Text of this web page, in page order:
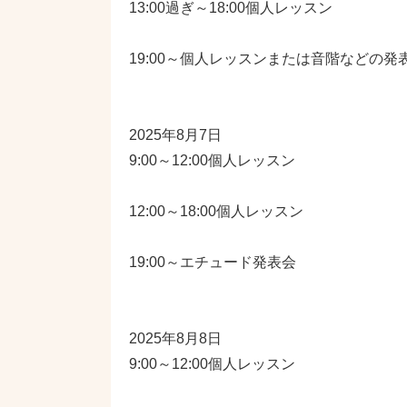
13:00過ぎ～18:00個人レッスン
19:00～個人レッスンまたは音階などの発
2025年8月7日
9:00～12:00個人レッスン
12:00～18:00個人レッスン
19:00～エチュード発表会
2025年8月8日
9:00～12:00個人レッスン